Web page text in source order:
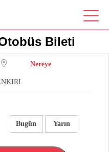
Bileti
Nereye
Bugün Yarın